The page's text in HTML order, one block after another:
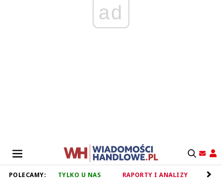
ad
POLECAMY: TYLKO U NAS RAPORTY I ANALIZY